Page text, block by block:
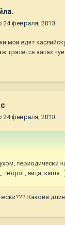
24 февраля, 2010
мои едят
трясется запах
24 февраля, 2010
периодически
творог, яйца,
Какова